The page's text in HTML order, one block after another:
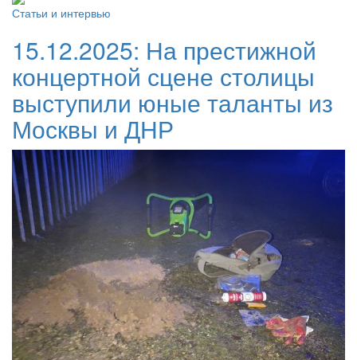
Статьи и интервью
15.12.2025: На престижной
концертной сцене столицы
выступили юные таланты из
Москвы и ДНР